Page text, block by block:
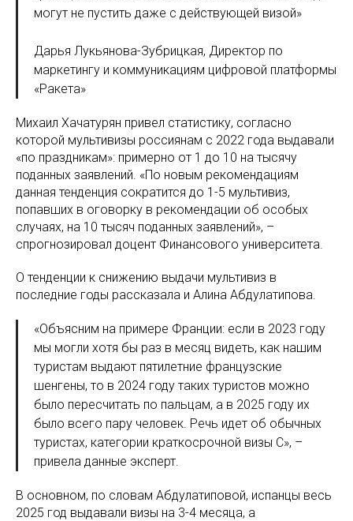
могут не пустить даже с действующей визой»
Дарья Лукьянова-Зубрицкая, Директор по
маркетингу и коммуникациям цифровой платформы
«Ракета»
Михаил Хачатурян привел статистику, согласно
которой мультивизы россиянам с 2022 года выдавали
«по праздникам»: примерно от 1 до 10 на тысячу
поданных заявлений. «По новым рекомендациям
данная тенденция сократится до 1-5 мультивиз,
попавших в оговорку в рекомендации об особых
случаях, на 10 тысяч поданных заявлений», –
спрогнозировал доцент Финансового университета.
О тенденции к снижению выдачи мультивиз в
последние годы рассказала и Алина Абдулатипова.
«Объясним на примере Франции: если в 2023 году
мы могли хотя бы раз в месяц видеть, как нашим
туристам выдают пятилетние французские
шенгены, то в 2024 году таких туристов можно
было пересчитать по пальцам, а в 2025 году их
было всего пару человек. Речь идет об обычных
туристах, категории краткосрочной визы C», –
привела данные эксперт.
В основном, по словам Абдулатиповой, испанцы весь
2025 год выдавали визы на 3-4 месяца, а